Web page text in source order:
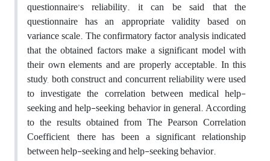
questionnaire’s reliability. it can be said that the
questionnaire has an appropriate validity based on
variance scale. The confirmatory factor analysis indicated
that the obtained factors make a significant model with
their own elements and are properly acceptable. In this
study, both construct and concurrent reliability were used
to investigate the correlation between medical help-
seeking and help-seeking behavior in general. According
to the results obtained from The Pearson Correlation
Coefficient, there has been a significant relationship
between help-seeking and help-seeking behavior.